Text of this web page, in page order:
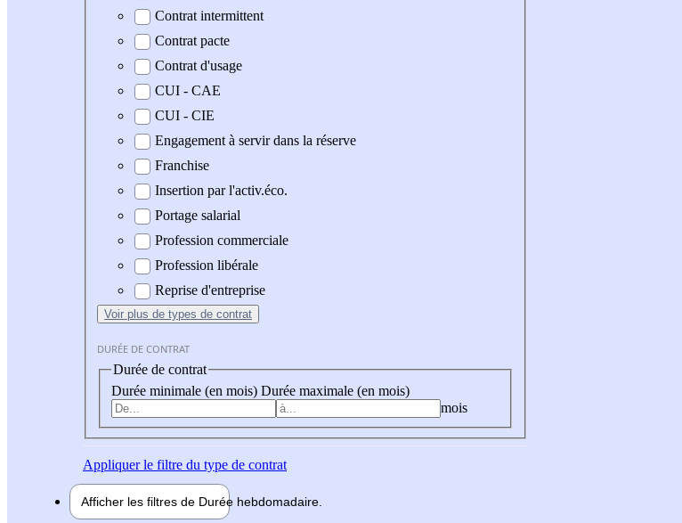
Contrat intermittent
Contrat pacte
Contrat d'usage
CUI - CAE
CUI - CIE
Engagement à servir dans la réserve
Franchise
Insertion par l'activ.éco.
Portage salarial
Profession commerciale
Profession libérale
Reprise d'entreprise
Voir plus de types de contrat
DURÉE DE CONTRAT
Durée de contrat
Durée minimale (en mois) Durée maximale (en mois)
mois
Appliquerle filtre du type de contrat
Afficher les filtres de Durée hebdomadaire